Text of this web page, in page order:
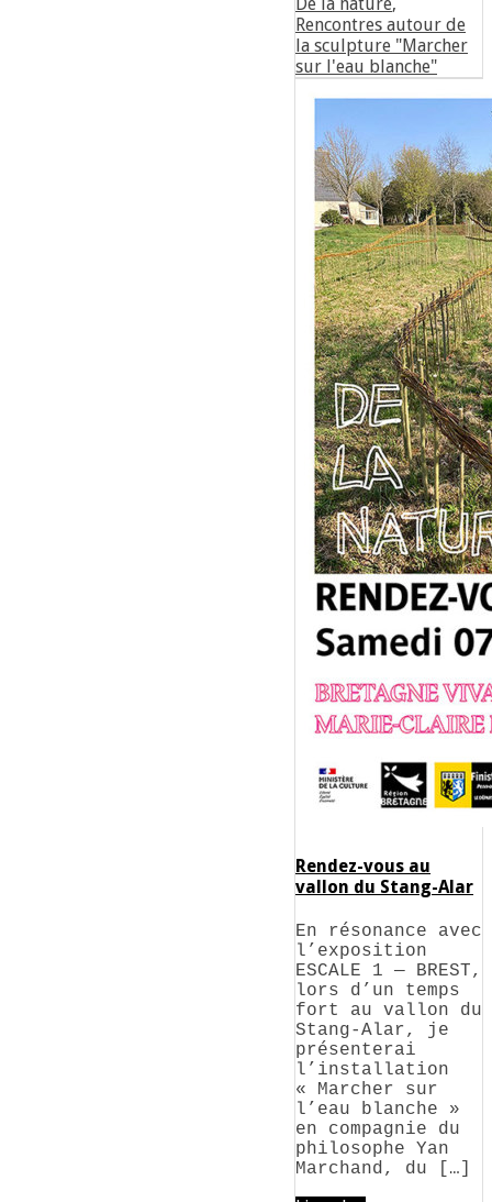
Rencontres autour de
la sculpture "Marcher
sur l'eau blanche"
Rendez-vous au
vallon du Stang-Alar
En résonance avec
l’exposition
ESCALE 1 — BREST,
lors d’un temps
fort au vallon du
Stang-Alar, je
présenterai
l’installation
« Marcher sur
l’eau blanche »
en compagnie du
philosophe Yan
Marchand, du […]